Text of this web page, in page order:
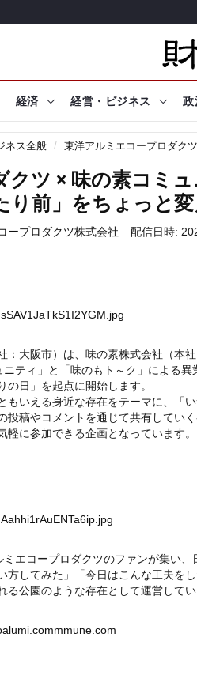
経済 経営・ビジネス 政
ネス全般 東洋アルミエコープロダク
ツ × 味の素コミ
り前」をちょっと変
ープロダクツ株式会社 配信日時:
：大阪市）は、味の素株式会社（本
ティ」と「味のもト～ク」による
日」を起点に開始します。
いえる身近な存在をテーマに、「
投稿やコメントを通じて共有してい
に参加できる企画となっています。
エコープロダクツのファンが集い
方してみた」「今日はこんな工夫を
公園のような存在として運営してい